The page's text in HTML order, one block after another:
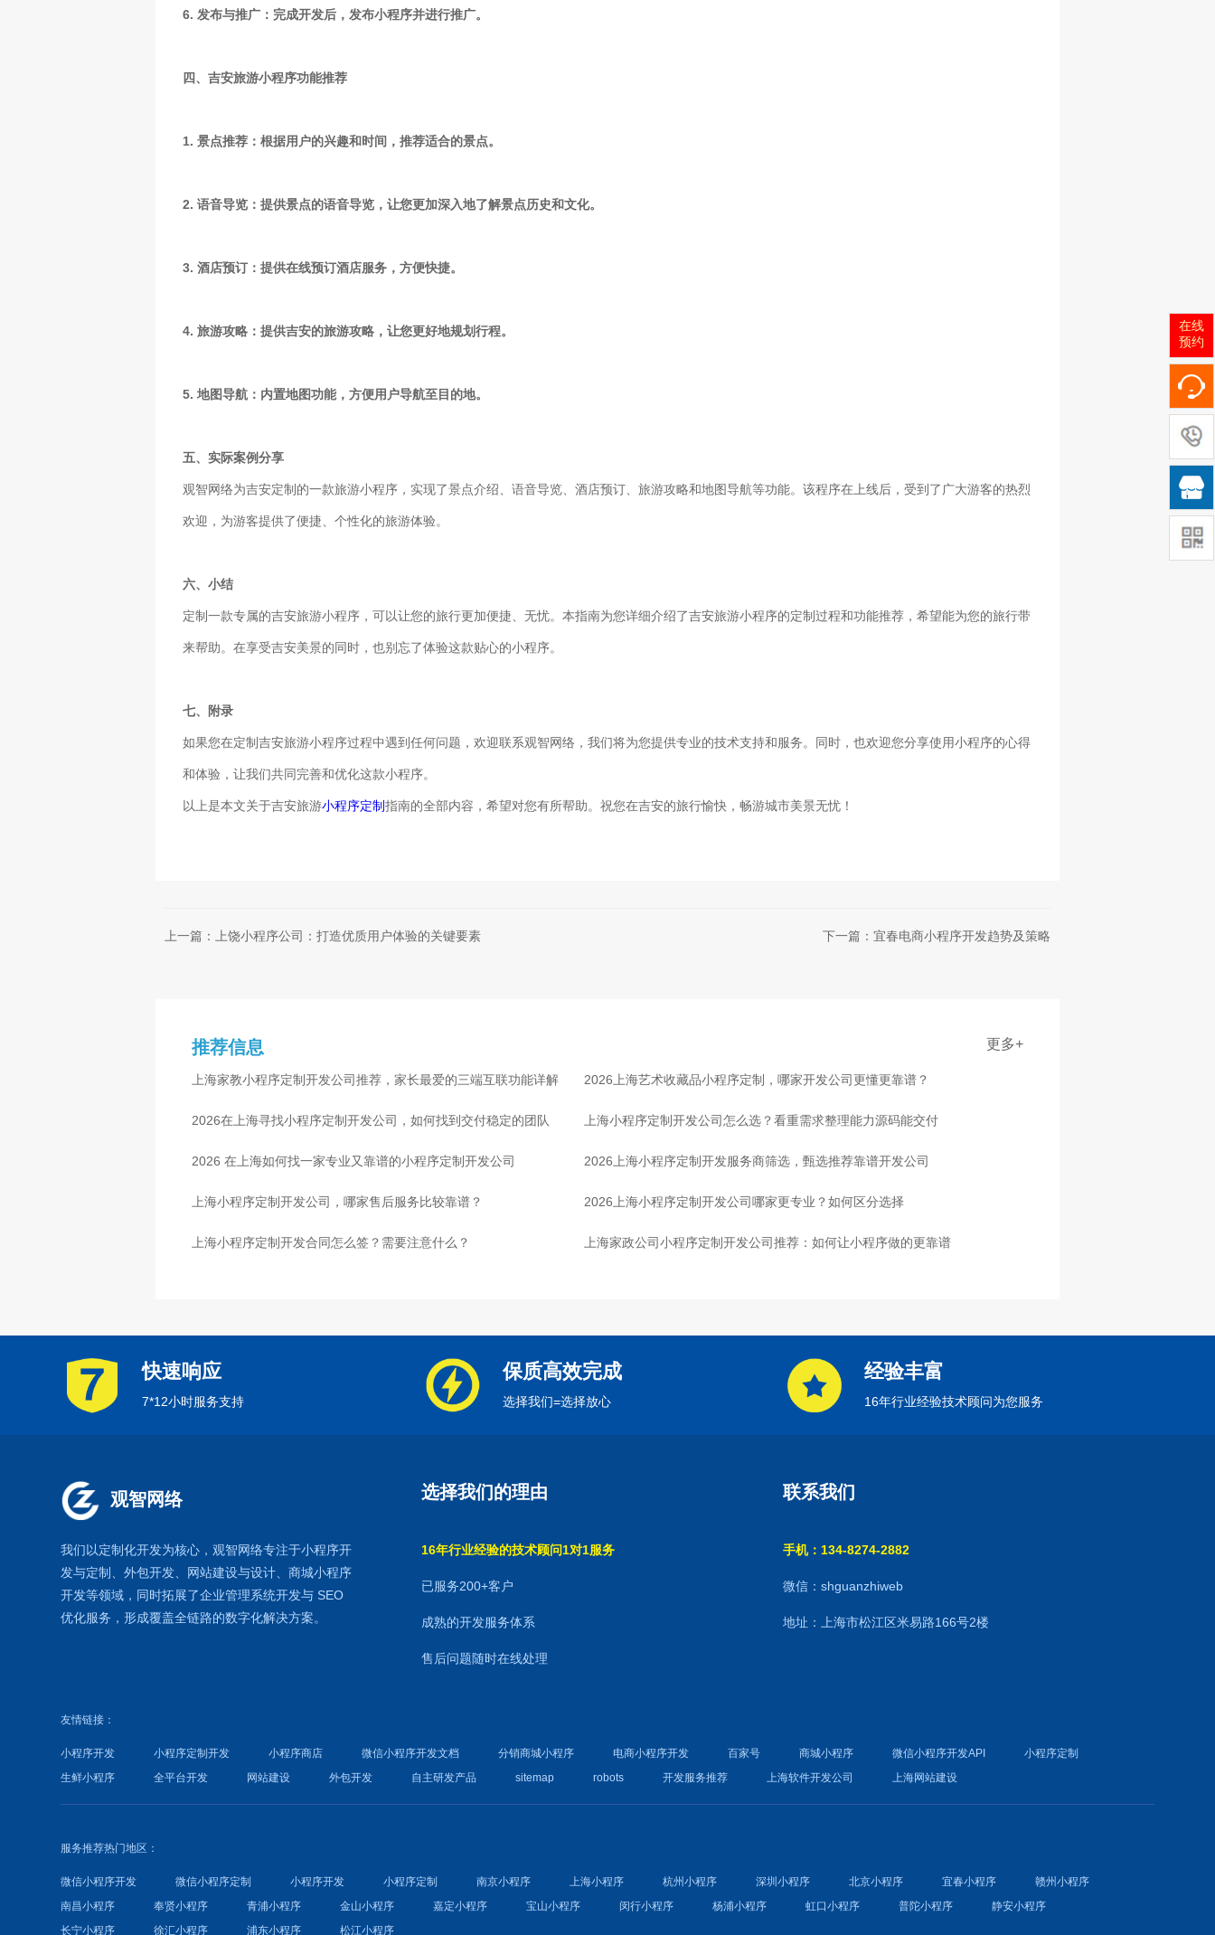
6. 发布与推广：完成开发后，发布小程序并进行推广。
四、吉安旅游小程序功能推荐
1. 景点推荐：根据用户的兴趣和时间，推荐适合的景点。
2. 语音导览：提供景点的语音导览，让您更加深入地了解景点历史和文化。
3. 酒店预订：提供在线预订酒店服务，方便快捷。
4. 旅游攻略：提供吉安的旅游攻略，让您更好地规划行程。
5. 地图导航：内置地图功能，方便用户导航至目的地。
五、实际案例分享
观智网络为吉安定制的一款旅游小程序，实现了景点介绍、语音导览、酒店预订、旅游攻略和地图导航等功能。该程序在上线后，受到了广大游客的热烈
欢迎，为游客提供了便捷、个性化的旅游体验。
六、小结
定制一款专属的吉安旅游小程序，可以让您的旅行更加便捷、无忧。本指南为您详细介绍了吉安旅游小程序的定制过程和功能推荐，希望能为您的旅行带
来帮助。在享受吉安美景的同时，也别忘了体验这款贴心的小程序。
七、附录
如果您在定制吉安旅游小程序过程中遇到任何问题，欢迎联系观智网络，我们将为您提供专业的技术支持和服务。同时，也欢迎您分享使用小程序的心得
和体验，让我们共同完善和优化这款小程序。
以上是本文关于吉安旅游小程序定制指南的全部内容，希望对您有所帮助。祝您在吉安的旅行愉快，畅游城市美景无忧！
上一篇：上饶小程序公司：打造优质用户体验的关键要素 下一篇：宜春电商小程序开发趋势及策略
推荐信息 更多+
上海家教小程序定制开发公司推荐，家长最爱的三端互联功能详解 2026上海艺术收藏品小程序定制，哪家开发公司更懂更靠谱？
2026在上海寻找小程序定制开发公司，如何找到交付稳定的团队 上海小程序定制开发公司怎么选？看重需求整理能力源码能交付
2026 在上海如何找一家专业又靠谱的小程序定制开发公司 2026上海小程序定制开发服务商筛选，甄选推荐靠谱开发公司
上海小程序定制开发公司，哪家售后服务比较靠谱？ 2026上海小程序定制开发公司哪家更专业？如何区分选择
上海小程序定制开发合同怎么签？需要注意什么？ 上海家政公司小程序定制开发公司推荐：如何让小程序做的更靠谱
快速响应
7*12小时服务支持
保质高效完成
选择我们=选择放心
经验丰富
16年行业经验技术顾问为您服务
观智网络
我们以定制化开发为核心，观智网络专注于小程序开
发与定制、外包开发、 网站建设与设计、商城小程序
开发等领域，同时拓展了企业管理系统开发与 SEO
优化服务，形成覆盖全链路的数字化解决方案。
选择我们的理由
16年行业经验的技术顾问1对1服务
已服务200+客户
成熟的开发服务体系
售后问题随时在线处理
联系我们
手机：134-8274-2882
微信：shguanzhiweb
地址：上海市松江区米易路166号2楼
友情链接：
小程序开发 小程序定制开发 小程序商店 微信小程序开发文档 分销商城小程序 电商小程序开发 百家号 商城小程序 微信小程序开发API
小程序定制
生鲜小程序
全平台开发 网站建设 外包开发 自主研发产品 sitemap robots 开发服务推荐 上海软件开发公司 上海网站建设
服务推荐热门地区：
微信小程序开发 微信小程序定制 小程序开发 小程序定制 南京小程序 上海小程序 杭州小程序 深圳小程序 北京小程序 宜春小程序
赣州小程序
南昌小程序
奉贤小程序 青浦小程序 金山小程序 嘉定小程序 宝山小程序 闵行小程序 杨浦小程序 虹口小程序 普陀小程序
静安小程序
长宁小程序
徐汇小程序 浦东小程序 松江小程序
在线
预约
